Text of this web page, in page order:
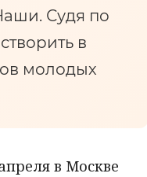
Судя по
в
молодых
в Москве